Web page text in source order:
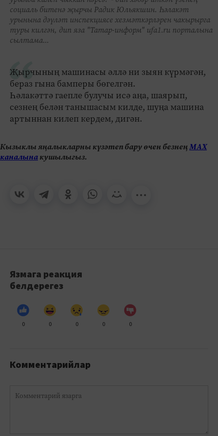
социаль битенә җырчы Радик Юльякшин. Һәлакәт
урынына дәүләт инспекциясе хезмәткәрләрен чакырырга
туры килгән, дип яза "Татар-информ" ufa1.ru порталына
сылтама...
Җырчының машинасы әллә ни зыян күрмәгән,
бераз гына бамперы бөгелгән.
Һәлакәттә гаепле булучы исә аңа, шаярып,
сезнең белән танышасым килде, шуңа машина
артыннан килеп кердем, дигән.
Кызыклы яңалыкларны күзәтеп бару өчен безнеңМАХ
каналынакушылыгыз.
Язмага реакция
белдерегез
0 0 0 0 0
Комментарийлар